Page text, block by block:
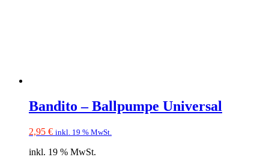
Bandito – Ballpumpe Universal
2,95 € inkl. 19 % MwSt.
inkl. 19 % MwSt.